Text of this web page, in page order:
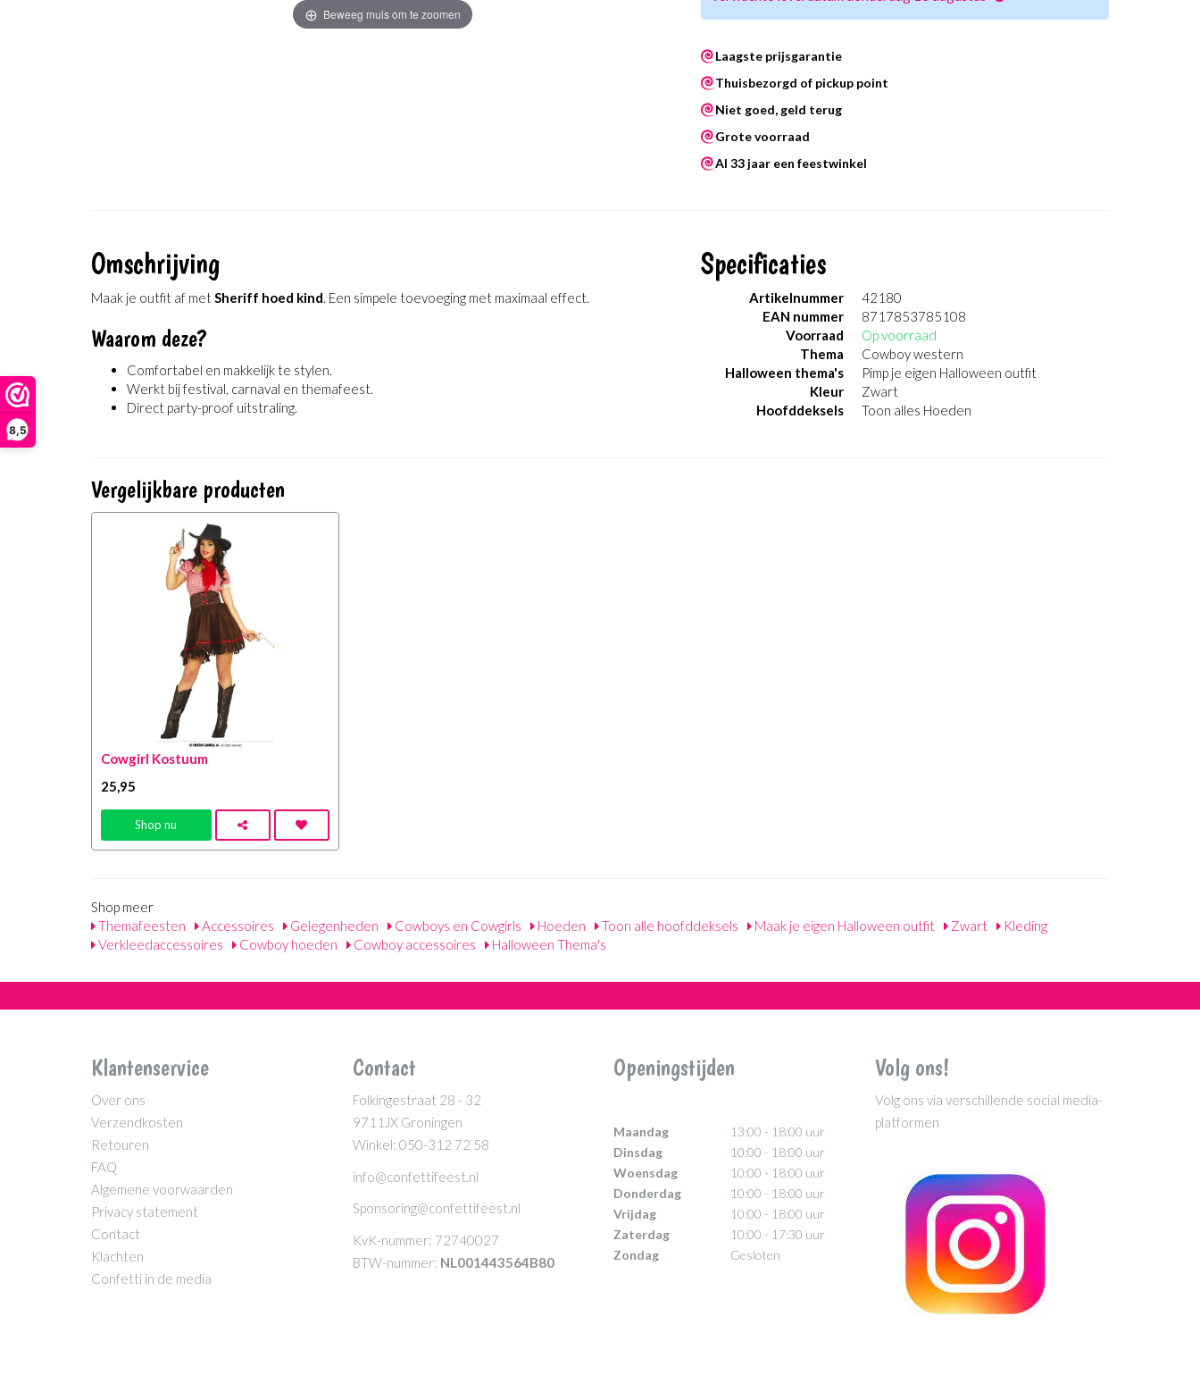
8,5
Beweeg muis om te zoomen
Laagste prijsgarantie
Thuisbezorgd of pickup point
Niet goed, geld terug
Grote voorraad
Al 33 jaar een feestwinkel
Omschrijving
Maak je outfit af metSheriff hoed kind. Een simpele toevoeging met maximaal effect.
Waarom deze?
Comfortabel en makkelijk te stylen.
Werkt bij festival, carnaval en themafeest.
Direct party-proof uitstraling.
Specificaties
Artikelnummer
42180
EAN nummer
8717853785108
Voorraad
Op voorraad
Thema
Cowboy western
Halloween thema's
Pimp je eigen Halloween outfit
Kleur
Zwart
Hoofddeksels
Toon alles Hoeden
Vergelijkbare producten
Cowgirl Kostuum
25,95
Shop nu
Shop meer
Themafeesten
Accessoires Gelegenheden Cowboys en Cowgirls Hoeden Toon alle hoofddeksels Maak je eigen Halloween outfit Zwart
Kleding
Verkleedaccessoires
Cowboy hoeden Cowboy accessoires Halloween Thema's
Klantenservice
Over ons
Verzendkosten
Retouren
FAQ
Algemene voorwaarden
Privacy statement
Contact
Klachten
Confetti in de media
Contact
Folkingestraat 28 - 32
9711JX Groningen
Winkel: 050-312 72 58
info@confettifeest.nl
Sponsoring@confettifeest.nl
KvK-nummer: 72740027
BTW-nummer: NL001443564B80
Openingstijden
Maandag
13:00 - 18:00 uur
Dinsdag
10:00 - 18:00 uur
Woensdag
10:00 - 18:00 uur
Donderdag
10:00 - 18:00 uur
Vrijdag
10:00 - 18:00 uur
Zaterdag
10:00 - 17:30 uur
Zondag
Gesloten
Volg ons!
Volg ons via verschillende social media-
platformen